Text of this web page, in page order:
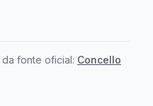
fonte oficial: Concello